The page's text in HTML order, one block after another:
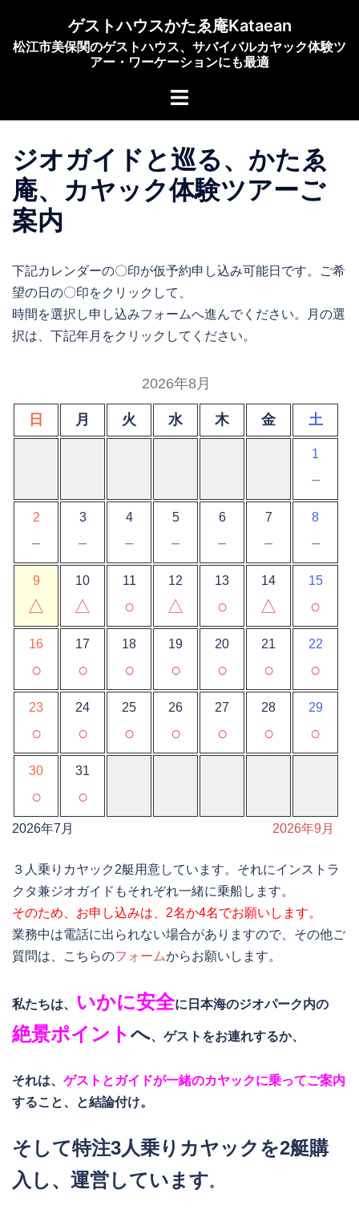
ゲストハウスかたゑ庵Kataean
松江市美保関のゲストハウス、サバイバルカヤック体験ツ
アー・ワーケーションにも最適
ト
メ
ニ
ュ
ジオガイドと巡る、かたゑ
庵、カヤック体験ツアーご
案内
下記カレンダーの〇印が仮予約申し込み可能日です。ご希
望の日の〇印をクリックして、
時間を選択し申し込みフォームへ進んでください。月の選
択は、下記年月をクリックしてください。
2026年8月
日 月 火 水 木 金 土
1
－
2
－
3
－
4
－
5
－
6
－
7
－
8
－
9
△
10
△
11
○
12
△
13
○
14
△
15
○
16
○
17
○
18
○
19
○
20
○
21
○
22
○
23
○
24
○
25
○
26
○
27
○
28
○
29
○
30
○
31
○
2026年7月 2026年9月
３人乗りカヤック2艇用意しています。それにインストラ
クタ兼ジオガイドもそれぞれ一緒に乗船します。
そのため、お申し込みは、2名か4名でお願いします。
業務中は電話に出られない場合がありますので、その他ご
質問は、こちらのフォームからお願いします。
私たちは、 いかに安全に日本海のジオパーク内の
絶景ポイントへ、ゲストをお連れするか、
それは、 ゲストとガイドが一緒のカヤックに乗ってご案内
すること、と結論付け。
そして特注3人乗りカヤックを2艇購
入し、運営しています。